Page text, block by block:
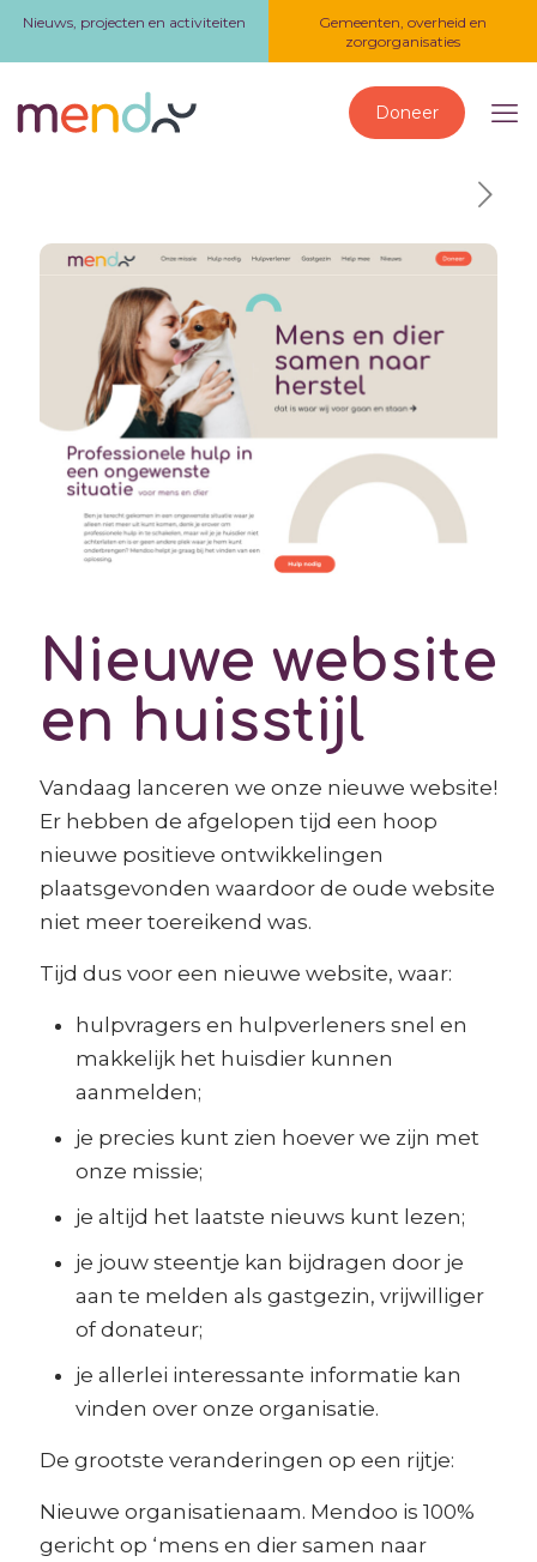
Nieuws, projecten en activiteiten
Gemeenten, overheid en
zorgorganisaties
Doneer
Nieuwe website
en huisstijl
Vandaag lanceren we onze nieuwe website!
Er hebben de afgelopen tijd een hoop
nieuwe positieve ontwikkelingen
plaatsgevonden waardoor de oude website
niet meer toereikend was.
Tijd dus voor een nieuwe website, waar:
hulpvragers en hulpverleners snel en
makkelijk het huisdier kunnen
aanmelden;
je precies kunt zien hoever we zijn met
onze missie;
je altijd het laatste nieuws kunt lezen;
je jouw steentje kan bijdragen door je
aan te melden als gastgezin, vrijwilliger
of donateur;
je allerlei interessante informatie kan
vinden over onze organisatie.
De grootste veranderingen op een rijtje:
Nieuwe organisatienaam. Mendoo is 100%
gericht op ‘mens en dier samen naar